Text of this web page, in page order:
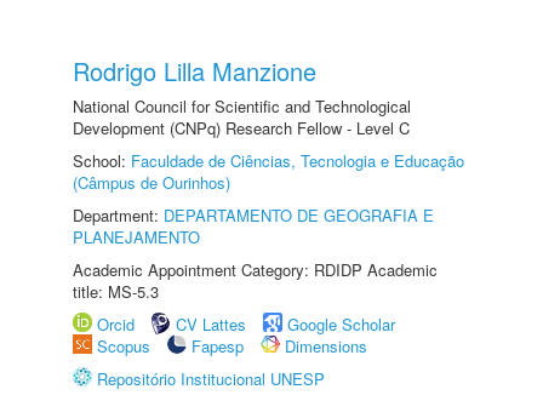
Rodrigo Lilla Manzione
National Council for Scientific and Technological
Development (CNPq) Research Fellow - Level C
School: Faculdade de Ciências, Tecnologia e Educação
(Câmpus de Ourinhos)
Department: DEPARTAMENTO DE GEOGRAFIA E
PLANEJAMENTO
Academic Appointment Category: RDIDP Academic
title: MS-5.3
Orcid
CV Lattes
Google Scholar
Scopus
Fapesp
Dimensions
Repositório Institucional UNESP